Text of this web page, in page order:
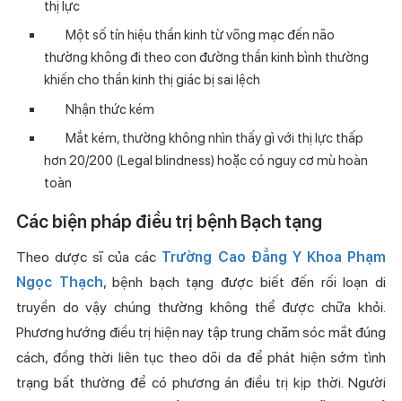
thị lực
Một số tín hiệu thần kinh từ võng mạc đến não
thường không đi theo con đường thần kinh bình thường
khiến cho thần kinh thị giác bị sai lệch
Nhận thức kém
Mắt kém, thường không nhìn thấy gì với thị lực thấp
hơn 20/200 (Legal blindness) hoặc có nguy cơ mù hoàn
toàn
Các biện pháp điều trị bệnh Bạch tạng
Theo dược sĩ của các Trường Cao Đẳng Y Khoa Phạm
Ngọc Thạch, bệnh bạch tạng được biết đến rối loạn di
truyền do vậy chúng thường không thể được chữa khỏi.
Phương hướng điều trị hiện nay tập trung chăm sóc mắt đúng
cách, đồng thời liên tục theo dõi da để phát hiện sớm tình
trạng bất thường để có phương án điều trị kịp thời. Người